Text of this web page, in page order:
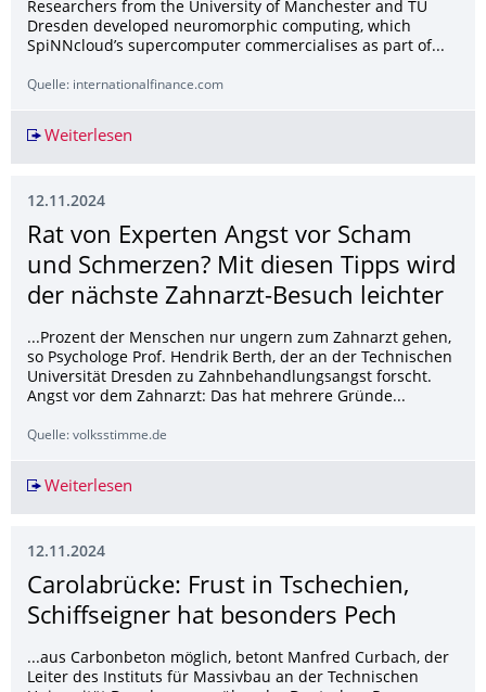
Researchers from the University of Manchester and TU
Dresden developed neuromorphic computing, which
SpiNNcloud’s supercomputer commercialises as part of...
Quelle: internationalfinance.com
Weiterlesen
12.11.2024
Rat von Experten Angst vor Scham
und Schmerzen? Mit diesen Tipps wird
der nächste Zahnarzt-Besuch leichter
...Prozent der Menschen nur ungern zum Zahnarzt gehen,
so Psychologe Prof. Hendrik Berth, der an der Technischen
Universität Dresden zu Zahnbehandlungsangst forscht.
Angst vor dem Zahnarzt: Das hat mehrere Gründe...
Quelle: volksstimme.de
Weiterlesen
12.11.2024
Carolabrücke: Frust in Tschechien,
Schiffseigner hat besonders Pech
...aus Carbonbeton möglich, betont Manfred Curbach, der
Leiter des Instituts für Massivbau an der Technischen